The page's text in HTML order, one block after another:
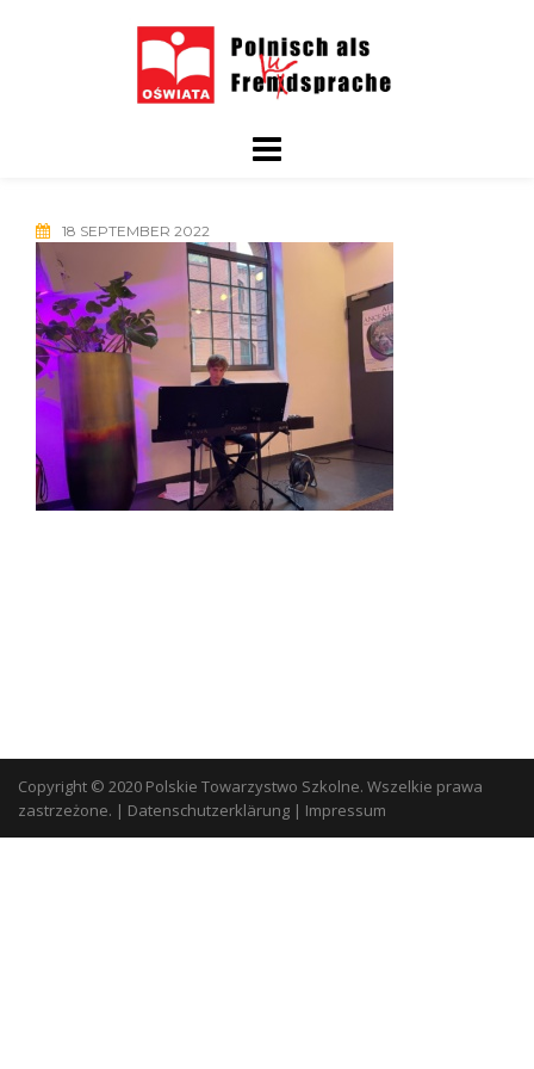
18 SEPTEMBER 2022
Copyright © 2020 Polskie Towarzystwo Szkolne. Wszelkie prawa
zastrzeżone. | Datenschutzerklärung | Impressum